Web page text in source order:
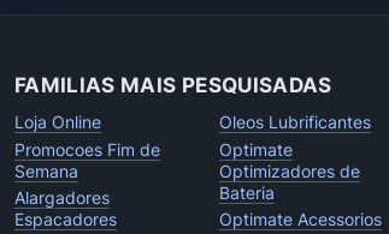
FAMILIAS MAIS PESQUISADAS
Loja Online
Promocoes Fim de
Semana
Alargadores
Espacadores
Oleos Lubrificantes
Optimate
Optimizadores de
Bateria
Optimate Acessorios